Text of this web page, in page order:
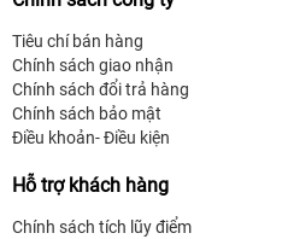
Tiêu chí bán hàng
Chính sách giao nhận
Chính sách đổi trả hàng
Chính sách bảo mật
Điều khoản- Điều kiện
Hỗ trợ khách hàng
Chính sách tích lũy điểm